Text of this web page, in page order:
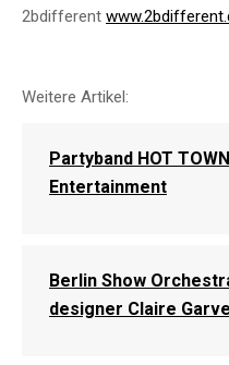
2bdifferent
Weitere Artikel:
Partyband HOT
Entertainment
Berlin Show
designer Claire